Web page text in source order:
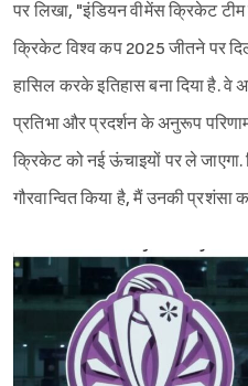
पर लिखा, "इंडियन वीमेंस क्रिकेट
क्रिकेट विश्व कप 2025 जीतने पर
हासिल करके इतिहास बना दिया है.
प्रतिभा और प्रदर्शन के अनुरूप
क्रिकेट को नई ऊंचाइयों पर ले
गौरवान्वित किया है, मैं उनकी प्रशंसा